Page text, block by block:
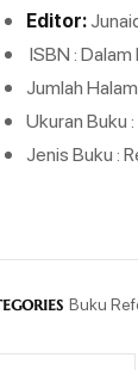
Editor:
ISBN :
Jumlah
Ukuran Buku
Jenis Buku :
Buku